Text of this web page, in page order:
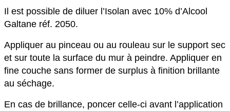
Il est possible de diluer l’Isolan avec 10% d’Alcool
Galtane réf. 2050.
Appliquer au pinceau ou au rouleau sur le support sec
et sur toute la surface du mur à peindre. Appliquer en
fine couche sans former de surplus à finition brillante
au séchage.
En cas de brillance, poncer celle-ci avant l’application